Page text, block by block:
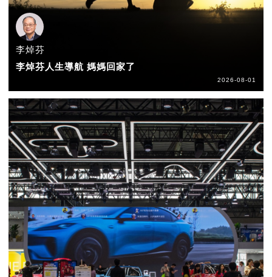
李焯芬
李焯芬人生導航 媽媽回家了
2026-08-01